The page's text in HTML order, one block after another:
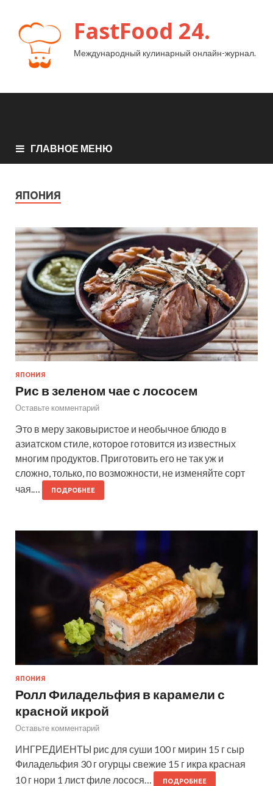
FastFood 24.
Международный кулинарный онлайн-журнал.
ГЛАВНОЕ МЕНЮ
ЯПОНИЯ
ЯПОНИЯ
Рис в зеленом чае с лососем
Оставьте комментарий
Это в меру заковыристое и необычное блюдо в
азиатском стиле, которое готовится из известных
многим продуктов. Приготовить его не так уж и
сложно, только, по возможности, не изменяйте сорт
чая.…
ПОДРОБНЕЕ
ЯПОНИЯ
Ролл Филадельфия в карамели с
красной икрой
Оставьте комментарий
ИНГРЕДИЕНТЫ рис для суши 100 г мирин 15 г сыр
Филадельфия 30 г огурцы свежие 15 г икра красная
10 г нори 1 лист филе лосося…
ПОДРОБНЕЕ